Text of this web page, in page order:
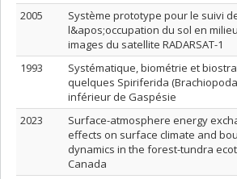
2005
Système prototype pour le suivi
l&apos;occupation du sol en
images du satellite RADARSAT-1
1993
Systématique, biométrie et
quelques Spiriferida
inférieur de Gaspésie
2023
Surface-atmosphere energy
effects on surface climate and
dynamics in the forest-tundra
Canada